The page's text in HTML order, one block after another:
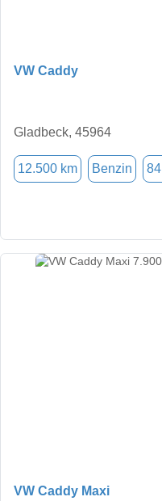
VW Caddy
Gladbeck, 45964
12.500 km Benzin
VW Caddy Maxi